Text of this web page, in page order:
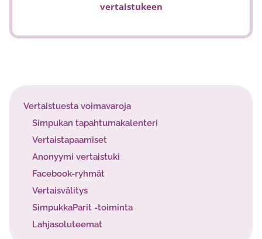
vertaistukeen
Vertaistuesta voimavaroja
Simpukan tapahtumakalenteri
Vertaistapaamiset
Anonyymi vertaistuki
Facebook-ryhmät
Vertaisvälitys
SimpukkaParit -toiminta
Lahjasoluteemat